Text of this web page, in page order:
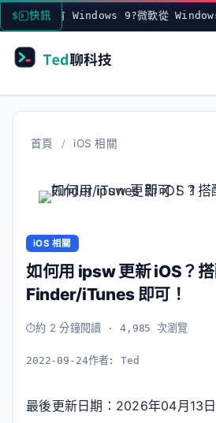
跳
至
快訊
麼沒有 Windows 9?微軟從 Windows
首頁 / iOS 相關
iOS 相關
如何用 ipsw 更新 iOS？
Finder/iTunes 即可！
約 2 分鐘閱讀 · 4,985 次瀏覽
2022-09-24作者:Ted
最後更新日期：2026年04月13日